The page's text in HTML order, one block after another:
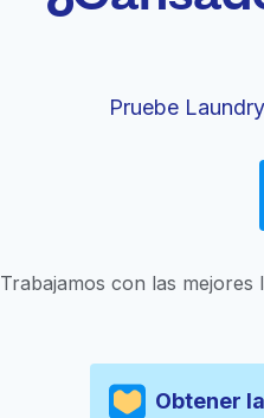
Pruebe
Trabajamos con las
Obtener